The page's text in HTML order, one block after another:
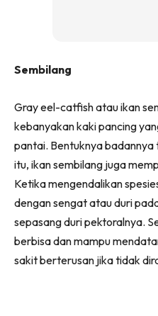
Sembilang
Gray eel-catfish atau ikan
kebanyakan kaki pancing
pantai. Bentuknya badannya
itu, ikan sembilang juga
Ketika mengendalikan
dengan sengat atau duri
sepasang duri pektoralnya.
berbisa dan mampu
sakit berterusan jika tidak